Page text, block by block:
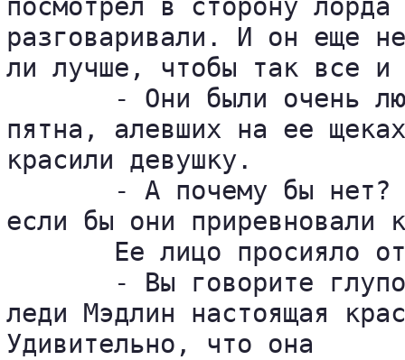
посмотрел в сторону
разговаривали. И он еще
ли лучше, чтобы так все и
- Они были очень
пятна, алевших на ее
красили девушку.
- А почему бы
если бы они приревновали
Ее лицо просияло
- Вы говорите
леди Мэдлин настоящая
Удивительно, что она